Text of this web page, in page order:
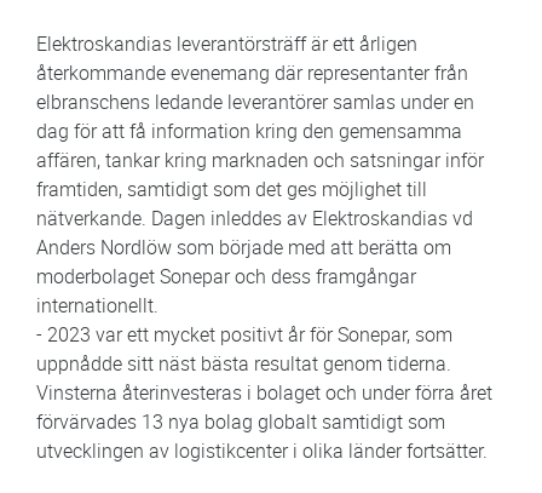
Elektroskandias leverantörsträff är ett årligen
återkommande evenemang där representanter från
elbranschens ledande leverantörer samlas under en
dag för att få information kring den gemensamma
affären, tankar kring marknaden och satsningar inför
framtiden, samtidigt som det ges möjlighet till
nätverkande. Dagen inleddes av Elektroskandias vd
Anders Nordlöw som började med att berätta om
moderbolaget Sonepar och dess framgångar
internationellt.
- 2023 var ett mycket positivt år för Sonepar, som
uppnådde sitt näst bästa resultat genom tiderna.
Vinsterna återinvesteras i bolaget och under förra året
förvärvades 13 nya bolag globalt samtidigt som
utvecklingen av logistikcenter i olika länder fortsätter.